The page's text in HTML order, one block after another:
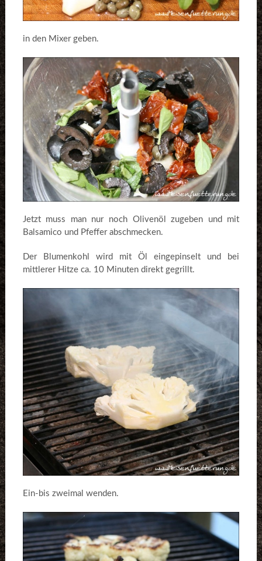
in den Mixer geben.
Jetzt muss man nur noch Olivenöl zugeben und mit
Balsamico und Pfeffer abschmecken.
Der Blumenkohl wird mit Öl eingepinselt und bei
mittlerer Hitze ca. 10 Minuten direkt gegrillt.
Ein-bis zweimal wenden.